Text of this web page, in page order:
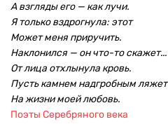
А взгляды его — как лучи.
Я только вздрогнула: этот
Может меня приручить.
Наклонился — он что-то скажет...
От лица отхлынула кровь.
Пусть камнем надгробным ляжет
На жизни моей любовь.
Поэты Серебряного века